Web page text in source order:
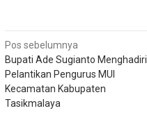
Navigasi
pos
Pos sebelumnya
Bupati Ade Sugianto Menghadiri
Pelantikan Pengurus MUI
Kecamatan Kabupaten
Tasikmalaya